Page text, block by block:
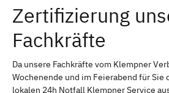
Erlangen
Bayreuth
Schweinfurt
Zertifizierung
Fachkräfte
Da unsere Fachkräfte vom Klempner
Wochenende und im Feierabend für Sie
lokalen 24h Notfall Klempner Service